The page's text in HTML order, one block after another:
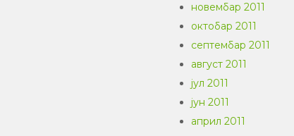
новембар 2011
октобар 2011
септембар 2011
август 2011
јул 2011
јун 2011
април 2011